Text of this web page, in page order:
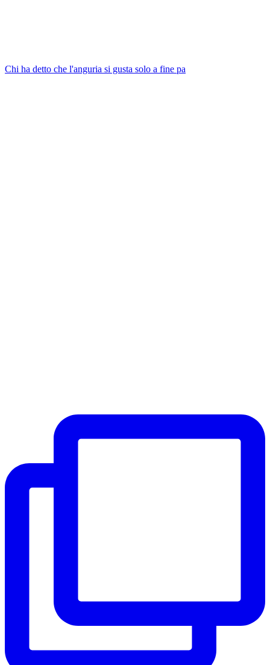
Chi ha detto che l'anguria si gusta solo a fine pa